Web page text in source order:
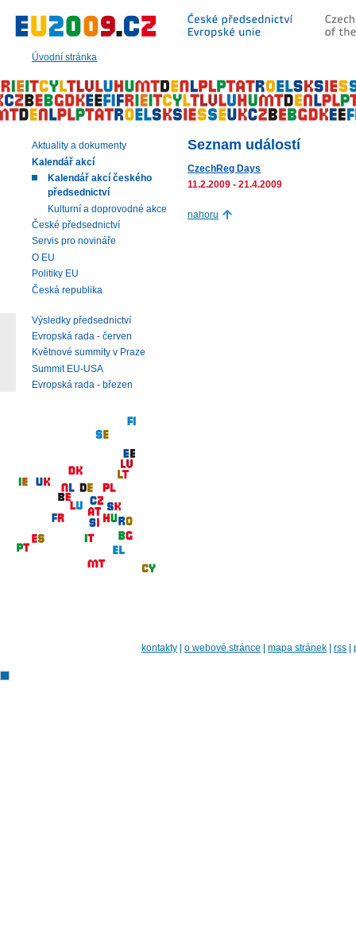
Úvodní stránka
hlavní
|
navigaci
|
vyhledávání
Seznam událostí
CzechReg Days
11.2.2009 - 21.4.2009
nahoru
Aktuality a dokumenty
Kalendář akcí
Kalendář akcí českého
předsednictví
Kulturní a doprovodné akce
České předsednictví
Servis pro novináře
O EU
Politiky EU
Česká republika
Výsledky předsednictví
Evropská rada - červen
Květnové summity v Praze
Summit EU-USA
Evropská rada - březen
kontakty o webové stránce mapa stránek rss